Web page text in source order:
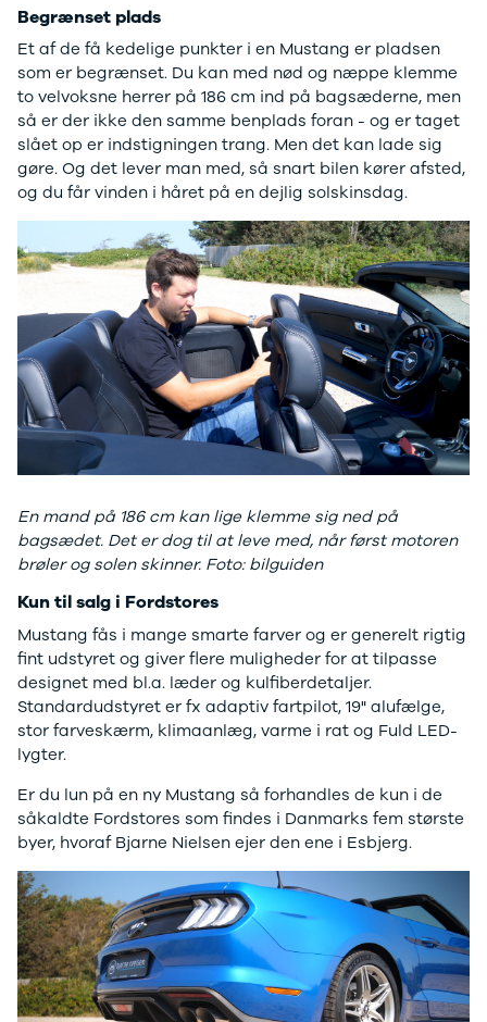
Modeller
Anmeldelser
Privatleasing
Tilbud
7GT
Modeller
Anmeldelser
Privatleasing
Tilbud
7X
Modeller
Anmeldelser
Privatleasing
Tilbud
001
Modeller
Anmeldelser
Privatleasing
Tilbud
Polestar
Modeller
Anmeldelser
Privatleasing
3
Modeller
Anmeldelser
Privatleasing
Tilbud
4
Modeller
Privatleasing
Tilbud
5
Modeller
Anmeldelser
Privatleasing
Tilbud
Mazda
6e
Modeller
CR-V
Hyundai
Se alle
Hyundai
Elbil
Ioniq
Ioniq 5
Ioniq 6
Kona
i10
i20
i30
Tucson
Santa Fe
Iveco
Se alle Iveco
Daily
Kia
Se alle Kia
Stationcar
EV3
EV4
EV9
Niro
e-Niro
Picanto
Ceed
Rio
Sportage
Stonic
Venga
XCeed
ProCeed
Land Rover
Se alle Land
Rover
Range Rover
Sport
Begrænset plads
Et af de få kedelige punkter i en Mustang er pladsen
som er begrænset. Du kan med nød og næppe klemme
to velvoksne herrer på 186 cm ind på bagsæderne, men
så er der ikke den samme benplads foran - og er taget
slået op er indstigningen trang. Men det kan lade sig
gøre. Og det lever man med, så snart bilen kører afsted,
og du får vinden i håret på en dejlig solskinsdag.
En mand på 186 cm kan lige klemme sig ned på
bagsædet. Det er dog til at leve med, når først motoren
brøler og solen skinner. Foto: bilguiden
Kun til salg i Fordstores
Mustang fås i mange smarte farver og er generelt rigtig
fint udstyret og giver flere muligheder for at tilpasse
designet med bl.a. læder og kulfiberdetaljer.
Standardudstyret er fx adaptiv fartpilot, 19" alufælge,
stor farveskærm, klimaanlæg, varme i rat og Fuld LED-
lygter.
Er du lun på en ny Mustang så forhandles de kun i de
såkaldte Fordstores som findes i Danmarks fem største
byer, hvoraf Bjarne Nielsen ejer den ene i Esbjerg.